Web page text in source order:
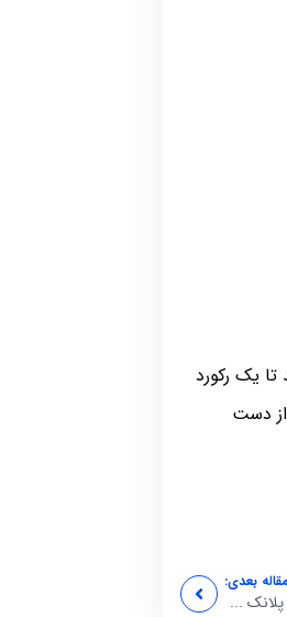
یک رکورد
دست
مقاله بعدی:
...